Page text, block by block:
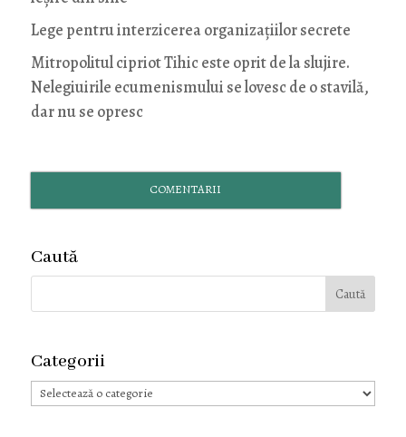
Lege pentru interzicerea organizaţiilor secrete
Mitropolitul cipriot Tihic este oprit de la slujire.
Nelegiuirile ecumenismului se lovesc de o stavilă,
dar nu se opresc
COMENTARII
Caută
Categorii
Categorii